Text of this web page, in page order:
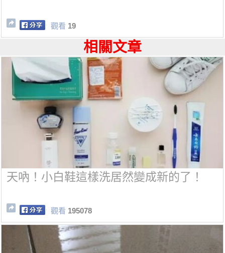
觀看 19
相關文章
天吶！小白鞋這樣洗居然變成新的了！
觀看 195078